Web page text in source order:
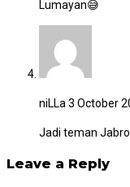
Lumayan😅
niLLa 3 October
Jadi teman
Leave a Reply